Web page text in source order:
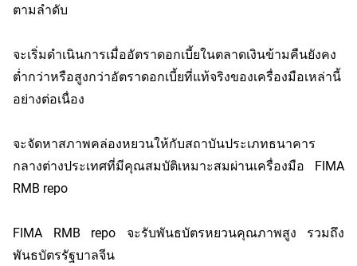
ตามลำดับ
จะเริ่มดำเนินการเมื่ออัตราดอกเบี้ยในตลาดเงินข้ามคืนยังคง
ต่ำกว่าหรือสูงกว่าอัตราดอกเบี้ยที่แท้จริงของเครื่องมือเหล่านี้
อย่างต่อเนื่อง
จะจัดหาสภาพคล่องหยวนให้กับสถาบันประเภทธนาคาร
กลางต่างประเทศที่มีคุณสมบัติเหมาะสมผ่านเครื่องมือ FIMA
RMB repo
FIMA RMB repo จะรับพันธบัตรหยวนคุณภาพสูง รวมถึง
พันธบัตรรัฐบาลจีน